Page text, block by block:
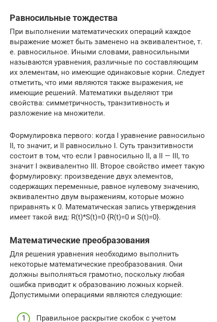
Равносильные тождества
При выполнении математических операций каждое
выражение может быть заменено на эквивалентное, т.
е. равносильное. Иными словами, равносильными
называются уравнения, различные по составляющим
их элементам, но имеющие одинаковые корни. Следует
отметить, что ими являются также выражения, не
имеющие решений. Математики выделяют три
свойства: симметричность, транзитивность и
разложение на множители.
Формулировка первого: когда I уравнение равносильно
II, то значит, и II равносильно I. Суть транзитивности
состоит в том, что если I равносильно II, а II — III, то
значит I эквивалентно III. Второе свойство имеет такую
формулировку: произведение двух элементов,
содержащих переменные, равное нулевому значению,
эквивалентно двум выражениям, которые можно
приравнять к 0. Математическая запись утверждения
имеет такой вид: R(t)*S(t)=0 {R(t)=0 и S(t)=0}.
Математические преобразования
Для решения уравнения необходимо выполнить
некоторые математические преобразования. Они
должны выполняться грамотно, поскольку любая
ошибка приводит к образованию ложных корней.
Допустимыми операциями являются следующие:
Правильное раскрытие скобок с учетом